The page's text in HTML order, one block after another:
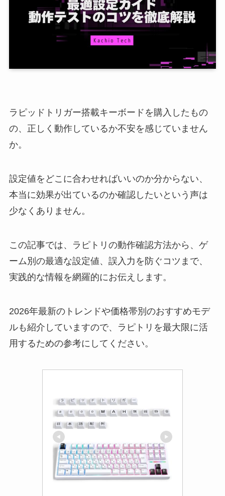
ラピッドトリガー搭載キーボードを購入したもの
の、正しく動作しているか不安を感じていません
か。
設定値をどこに合わせればいいのか分からない、
本当に効果が出ているのか確認したいという声は
少なくありません。
この記事では、ラピトリの動作確認方法から、ゲ
ーム別の最適な設定値、誤入力を防ぐコツまで、
実践的な情報を網羅的にお伝えします。
2026年最新のトレンドや価格帯別のおすすめモデ
ルも紹介していますので、ラピトリを最大限に活
用するための参考にしてください。